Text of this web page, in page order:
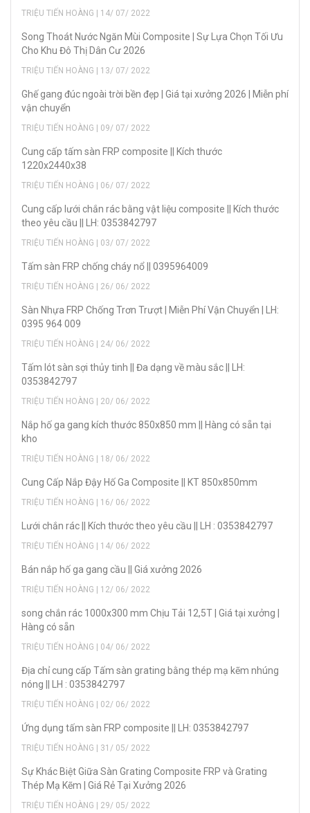
TRIỆU TIẾN HOÀNG | 14/ 07/ 2022
Song Thoát Nước Ngăn Mùi Composite | Sự Lựa Chọn Tối Ưu
Cho Khu Đô Thị Dân Cư 2026
TRIỆU TIẾN HOÀNG | 13/ 07/ 2022
Ghế gang đúc ngoài trời bền đẹp | Giá tại xưởng 2026 | Miễn phí
vận chuyển
TRIỆU TIẾN HOÀNG | 09/ 07/ 2022
Cung cấp tấm sàn FRP composite || Kích thước
1220x2440x38
TRIỆU TIẾN HOÀNG | 06/ 07/ 2022
Cung cấp lưới chắn rác bằng vật liệu composite || Kích thước
theo yêu cầu || LH: 0353842797
TRIỆU TIẾN HOÀNG | 03/ 07/ 2022
Tấm sàn FRP chống cháy nổ || 0395964009
TRIỆU TIẾN HOÀNG | 26/ 06/ 2022
Sàn Nhựa FRP Chống Trơn Trượt | Miễn Phí Vận Chuyển | LH:
0395 964 009
TRIỆU TIẾN HOÀNG | 24/ 06/ 2022
Tấm lót sàn sợi thủy tinh || Đa dạng về màu sắc || LH:
0353842797
TRIỆU TIẾN HOÀNG | 20/ 06/ 2022
Nắp hố ga gang kích thước 850x850 mm || Hàng có sẵn tại
kho
TRIỆU TIẾN HOÀNG | 18/ 06/ 2022
Cung Cấp Nắp Đậy Hố Ga Composite || KT 850x850mm
TRIỆU TIẾN HOÀNG | 16/ 06/ 2022
Lưới chắn rác || Kích thước theo yêu cầu || LH : 0353842797
TRIỆU TIẾN HOÀNG | 14/ 06/ 2022
Bán nắp hố ga gang cầu || Giá xưởng 2026
TRIỆU TIẾN HOÀNG | 12/ 06/ 2022
song chắn rác 1000x300 mm Chịu Tải 12,5T | Giá tại xưởng |
Hàng có sẵn
TRIỆU TIẾN HOÀNG | 04/ 06/ 2022
Địa chỉ cung cấp Tấm sàn grating bằng thép mạ kẽm nhúng
nóng || LH : 0353842797
TRIỆU TIẾN HOÀNG | 02/ 06/ 2022
Ứng dụng tấm sàn FRP composite || LH: 0353842797
TRIỆU TIẾN HOÀNG | 31/ 05/ 2022
Sự Khác Biệt Giữa Sàn Grating Composite FRP và Grating
Thép Mạ Kẽm | Giá Rẻ Tại Xưởng 2026
TRIỆU TIẾN HOÀNG | 29/ 05/ 2022